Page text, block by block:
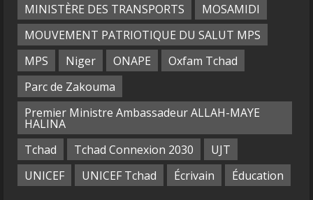
MINISTÈRE DES TRANSPORTS
MOSAMIDI
MOUVEMENT PATRIOTIQUE DU SALUT MPS
MPS
Niger ONAPE
Oxfam Tchad
Parc de Zakouma
Premier Ministre Ambassadeur ALLAH-MAYE
HALINA
Tchad
Tchad Connexion 2030
UJT
UNICEF
UNICEF Tchad Écrivain Éducation